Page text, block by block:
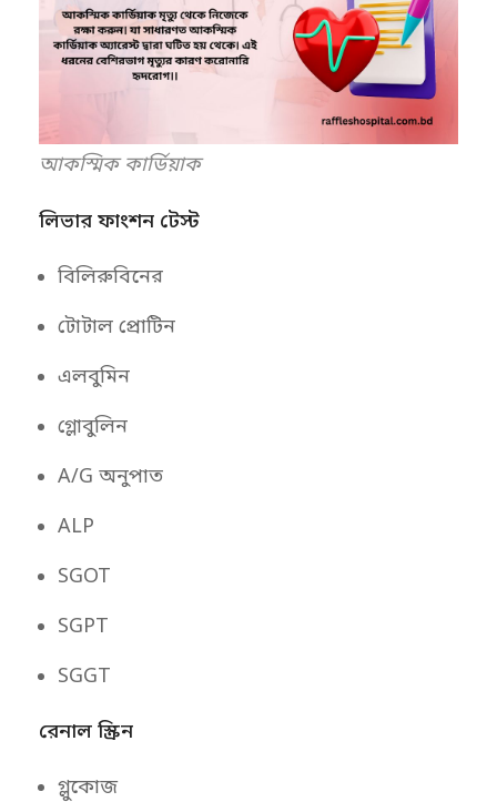
আকস্মিক কার্ডিয়াক
লিভার ফাংশন টেস্ট
বিলিরুবিনের
টোটাল প্রোটিন
এলবুমিন
গ্লোবুলিন
A/G অনুপাত
ALP
SGOT
SGPT
SGGT
রেনাল স্ক্রিন
গ্লুকোজ